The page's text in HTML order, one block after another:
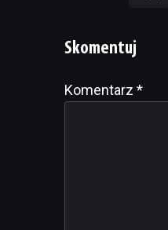
Skomentuj
Komentarz *
Alternative: